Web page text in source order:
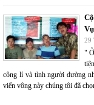
29
"
công lí và tình người dường
viển vông này chúng tôi đã